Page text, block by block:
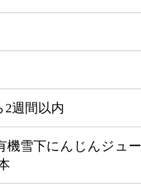
2週間以内
機雪下にんじんジュー